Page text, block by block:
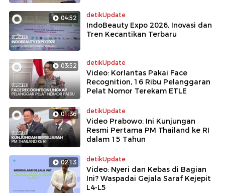
04:52 detikUpdate
IndoBeauty Expo 2026, Inovasi dan
Tren Kecantikan Terbaru
03:52 detikUpdate
Video: Korlantas Pakai Face
Recognition, 16 Ribu Pelanggaran
Pelat Nomor Terekam ETLE
01:36 detikUpdate
Video Prabowo: Ini Kunjungan
Resmi Pertama PM Thailand ke RI
dalam 15 Tahun
02:13 detikUpdate
Video: Nyeri dan Kebas di Bagian
Ini? Waspadai Gejala Saraf Kejepit
L4-L5